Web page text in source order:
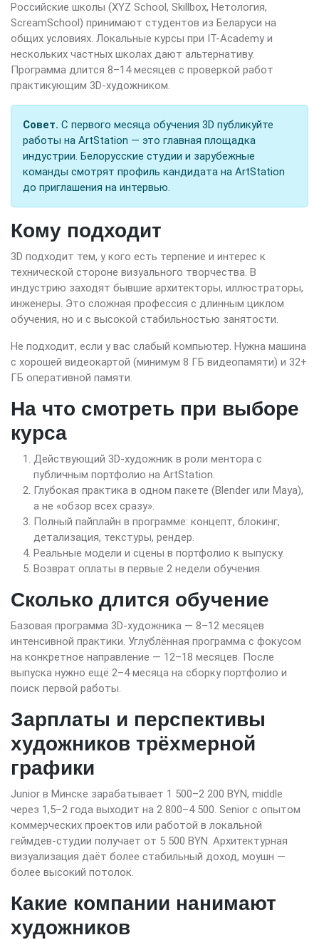
Российские школы (XYZ School, Skillbox, Нетология,
ScreamSchool) принимают студентов из Беларуси на
общих условиях. Локальные курсы при IT-Academy и
нескольких частных школах дают альтернативу.
Программа длится 8–14 месяцев с проверкой работ
практикующим 3D-художником.
Совет. С первого месяца обучения 3D публикуйте
работы на ArtStation — это главная площадка
индустрии. Белорусские студии и зарубежные
команды смотрят профиль кандидата на ArtStation
до приглашения на интервью.
Кому подходит
3D подходит тем, у кого есть терпение и интерес к
технической стороне визуального творчества. В
индустрию заходят бывшие архитекторы, иллюстраторы,
инженеры. Это сложная профессия с длинным циклом
обучения, но и с высокой стабильностью занятости.
Не подходит, если у вас слабый компьютер. Нужна машина
с хорошей видеокартой (минимум 8 ГБ видеопамяти) и 32+
ГБ оперативной памяти.
На что смотреть при выборе
курса
Действующий 3D-художник в роли ментора с
публичным портфолио на ArtStation.
Глубокая практика в одном пакете (Blender или Maya),
а не «обзор всех сразу».
Полный пайплайн в программе: концепт, блокинг,
детализация, текстуры, рендер.
Реальные модели и сцены в портфолио к выпуску.
Возврат оплаты в первые 2 недели обучения.
Сколько длится обучение
Базовая программа 3D-художника — 8–12 месяцев
интенсивной практики. Углублённая программа с фокусом
на конкретное направление — 12–18 месяцев. После
выпуска нужно ещё 2–4 месяца на сборку портфолио и
поиск первой работы.
Зарплаты и перспективы
художников трёхмерной
графики
Junior в Минске зарабатывает 1 500–2 200 BYN, middle
через 1,5–2 года выходит на 2 800–4 500. Senior с опытом
коммерческих проектов или работой в локальной
геймдев-студии получает от 5 500 BYN. Архитектурная
визуализация даёт более стабильный доход, моушн —
более высокий потолок.
Какие компании нанимают
художников